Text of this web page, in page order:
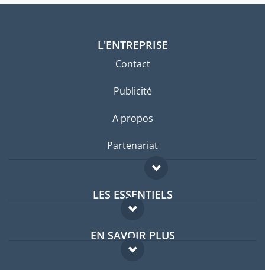
L'ENTREPRISE
Contact
Publicité
A propos
Partenariat
LES ESSENTIELS
Forum expatriés
Guides pays
EN SAVOIR PLUS
FAQ